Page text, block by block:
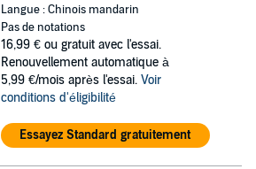
Langue : Chinois mandarin
Pas de notations
16,99 € ou gratuit avec l'essai.
Renouvellement automatique à
5,99 €/mois après l'essai. Voir
conditions d'éligibilité
Essayez Standard gratuitement